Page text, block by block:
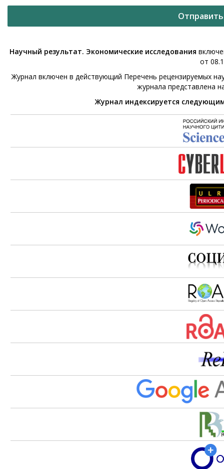
Научный результат. Экономические исследования
от
Журнал включен в действующий Перечень рецензируемых
журнала представлена
Журнал индексируется